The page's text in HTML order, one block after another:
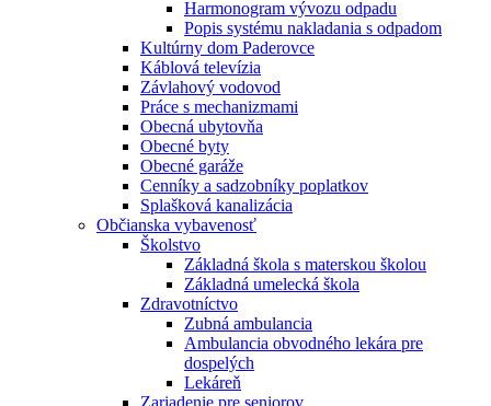
Harmonogram vývozu odpadu
Popis systému nakladania s odpadom
Kultúrny dom Paderovce
Káblová televízia
Závlahový vodovod
Práce s mechanizmami
Obecná ubytovňa
Obecné byty
Obecné garáže
Cenníky a sadzobníky poplatkov
Splašková kanalizácia
Občianska vybavenosť
Školstvo
Základná škola s materskou školou
Základná umelecká škola
Zdravotníctvo
Zubná ambulancia
Ambulancia obvodného lekára pre
dospelých
Lekáreň
Zariadenie pre seniorov